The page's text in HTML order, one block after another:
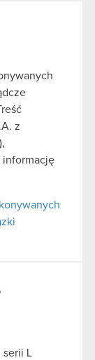
z
informację
L